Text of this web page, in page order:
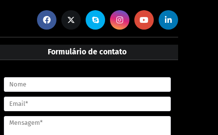
Formulário de contato